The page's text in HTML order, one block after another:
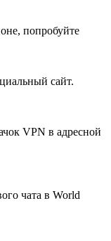
попробуйте
сайт.
VPN в адресной
чата в World